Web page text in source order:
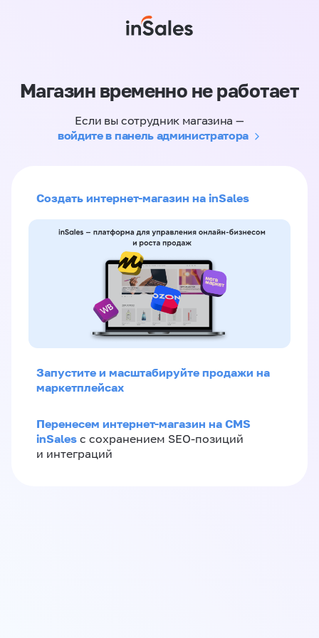
Магазин временно не работает
Если вы сотрудник магазина —
войдите в панель администратора
Создать интернет-магазин на inSales
Запустите и масштабируйте продажи на
маркетплейсах
Перенесем интернет-магазин на CMS
inSales с сохранением SEO-позиций
и интеграций